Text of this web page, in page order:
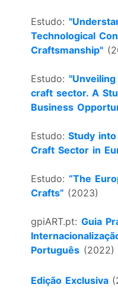
Estudo:
Technological
Craftsmanship"
Estudo:
craft sector. A
Business
Estudo: Study
Craft Sector in
Estudo:“The
Crafts” (2023)
gpiART.pt:Guia
Português
Edição Exclusiva